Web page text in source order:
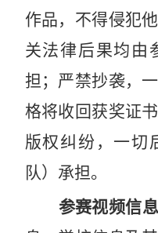
作品，不得侵犯
关法律后果均由
担；严禁抄袭，
格将收回获奖证
版权纠纷，一切
队）承担。
参赛视频信息